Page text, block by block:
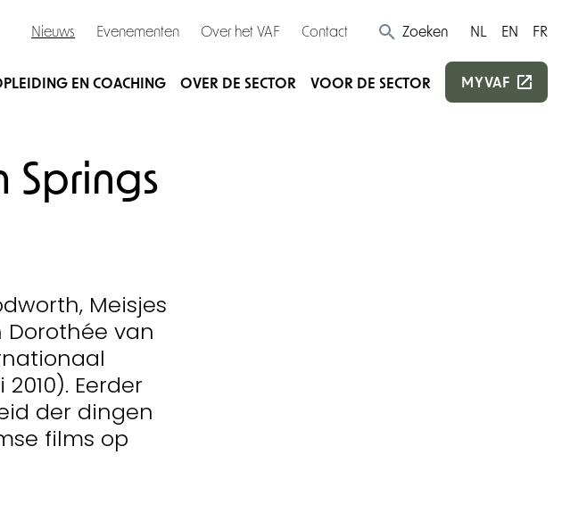
Nieuws Evenementen Over het VAF Contact Zoeken NL EN FR
EN COACHING OVER DE SECTOR VOOR DE SECTOR MYVAF
Springs
Meisjes
Dorothée van
Eerder
der dingen
films op